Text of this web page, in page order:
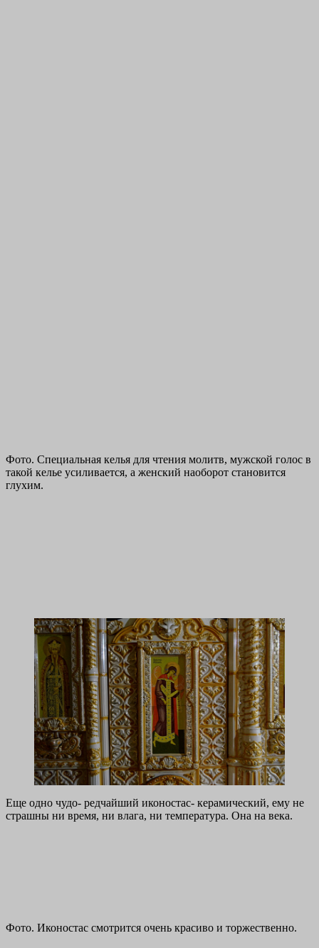
Фото. Специальная келья для чтения молитв, мужской голос в
такой келье усиливается, а женский наоборот становится
глухим.
Еще одно чудо- редчайший иконостас- керамический, ему не
страшны ни время, ни влага, ни температура. Она на века.
Фото. Иконостас смотрится очень красиво и торжественно.